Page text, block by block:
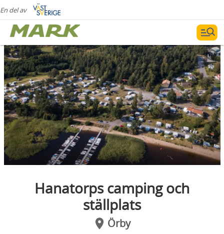
En del av
Hanatorps camping och
ställplats
Örby